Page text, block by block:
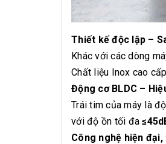
Thiết kế độc lập –
Khác với các dòng
Chất liệu Inox cao
Động cơ BLDC –
Trái tim của máy là
với độ ồn tối đa
Công nghệ hiện